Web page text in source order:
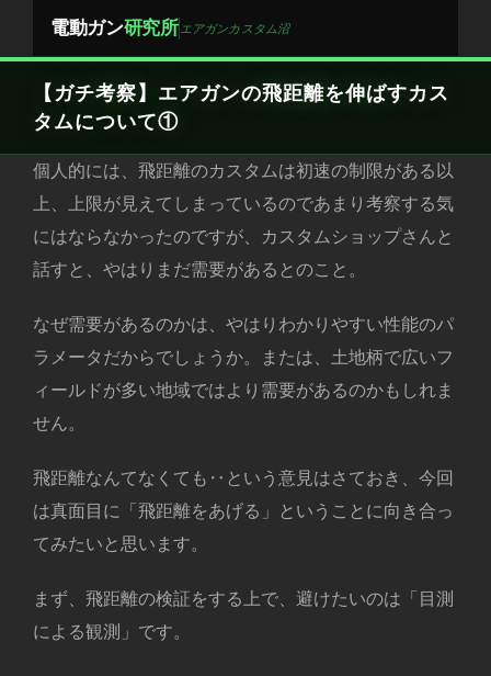
content
電動ガン研究所 エアガンカスタム沼
【ガチ考察】エアガンの飛距離を伸ばすカス
タムについて①
個人的には、飛距離のカスタムは初速の制限がある以
上、上限が見えてしまっているのであまり考察する気
にはならなかったのですが、カスタムショップさんと
話すと、やはりまだ需要があるとのこと。
なぜ需要があるのかは、やはりわかりやすい性能のパ
ラメータだからでしょうか。または、土地柄で広いフ
ィールドが多い地域ではより需要があるのかもしれま
せん。
飛距離なんてなくても‥という意見はさておき、今回
は真面目に「飛距離をあげる」ということに向き合っ
てみたいと思います。
まず、飛距離の検証をする上で、避けたいのは「目測
による観測」です。